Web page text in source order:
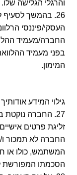
והרגלי הגלישה שלו.
26. בהמשך
העסקי/פיננסי
החברה/מעמיד
בפני מעמיד
המימון.
גילוי המידע
27. החברה נוקטת
זליגת פרטים
החברה לא תמכור
המשתמש, כולו או
הסכמתו המפורשת